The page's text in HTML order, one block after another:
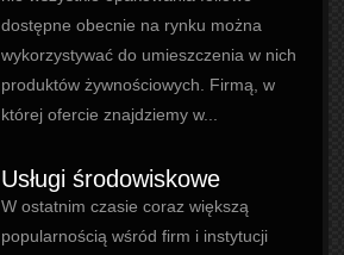
dostępne obecnie na rynku można
wykorzystywać do umieszczenia w nich
produktów żywnościowych. Firmą, w
której ofercie znajdziemy w...
Usługi środowiskowe
W ostatnim czasie coraz większą
popularnością wśród firm i instytucji